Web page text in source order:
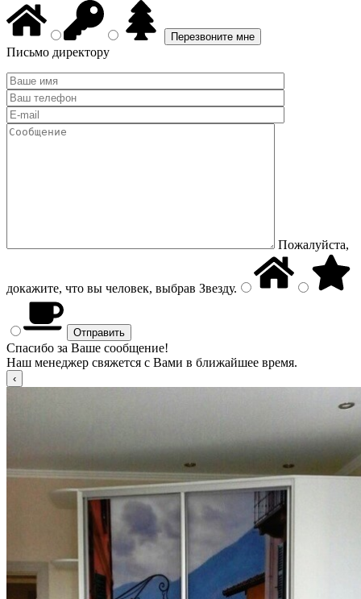
Письмо директору
Пожалуйста,
докажите, что вы человек, выбрав Звезду.
Спасибо за Ваше сообщение!
Наш менеджер свяжется с Вами в ближайшее время.